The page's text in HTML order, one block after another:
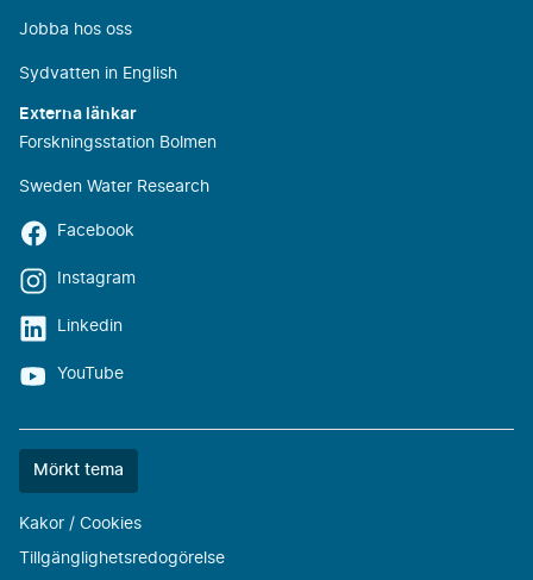
Jobba hos oss
Sydvatten in English
Externa länkar
Forskningsstation Bolmen
Sweden Water Research
Facebook
Instagram
Linkedin
YouTube
Färgtemat
Mörkt tema
Kakor / Cookies
Tillgänglighetsredogörelse